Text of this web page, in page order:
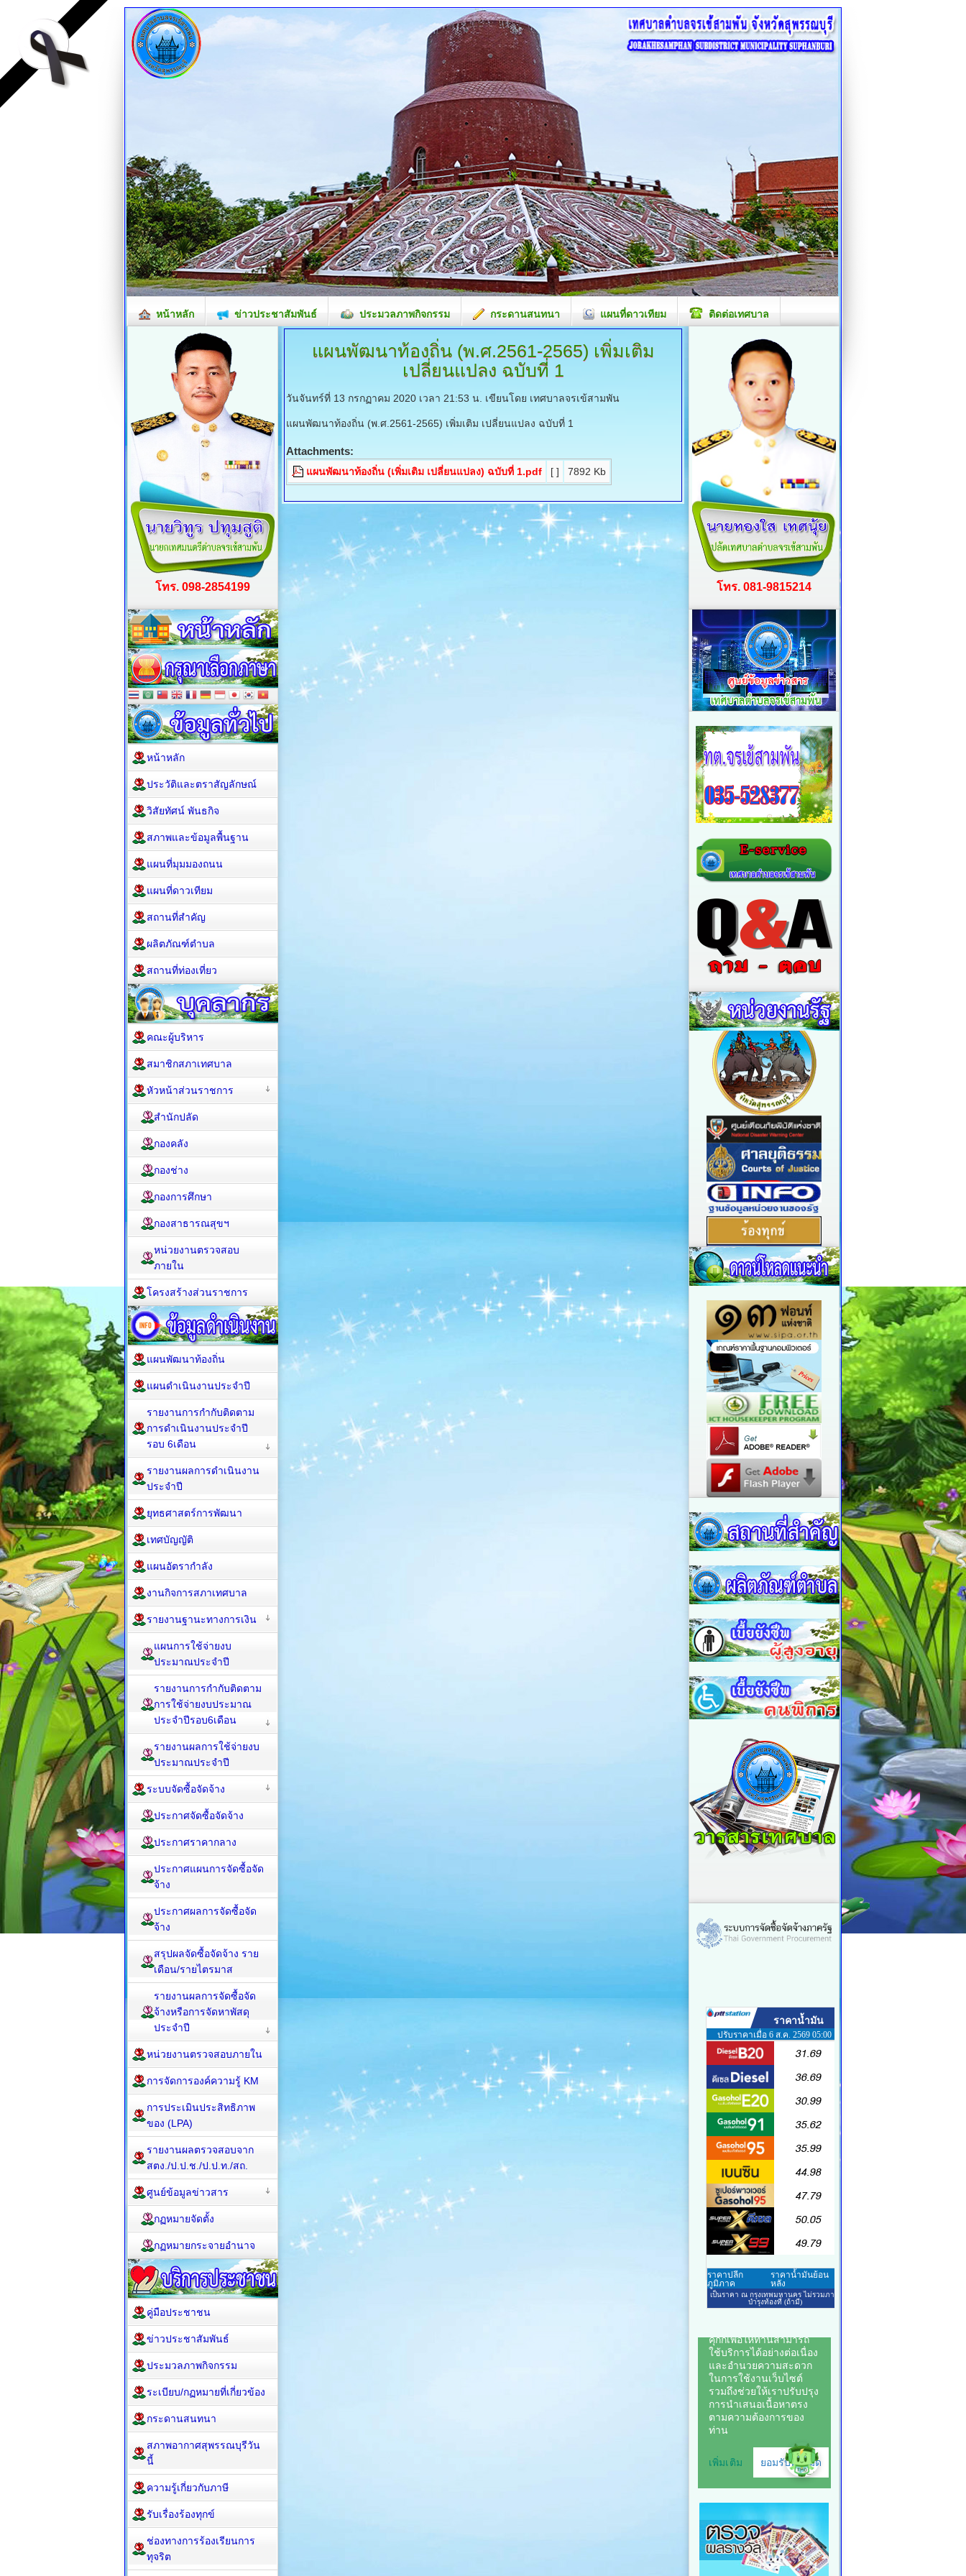
หน้าหลัก ข่าวประชาสัมพันธ์ ประมวลภาพกิจกรรม กระดานสนทนา แผนที่ดาวเทียม ติดต่อเทศบาล
แผนพัฒนาท้องถิ่น(พ.ศ.2561-2565) เพิ่มเติม
เปลี่ยนแปลง ฉบับที่ 1
วันจันทร์ที่ 13 กรกฏาคม 2020 เวลา 21:53 น. เขียนโดย เทศบาลจรเข้สามพัน
แผนพัฒนาท้องถิ่น (พ.ศ.2561-2565) เพิ่มเติม เปลี่ยนแปลง ฉบับที่ 1
Attachments:
แผนพัฒนาท้องถิ่น (เพิ่มเติม เปลี่ยนแปลง) ฉบับที่ 1.pdf [ ] 7892 Kb
โทร. 098-2854199
หน้าหลัก
ประวัติและตราสัญลักษณ์
วิสัยทัศน์ พันธกิจ
สภาพและข้อมูลพื้นฐาน
แผนที่มุมมองถนน
แผนที่ดาวเทียม
สถานที่สำคัญ
ผลิตภัณฑ์ตำบล
สถานที่ท่องเที่ยว
คณะผู้บริหาร
สมาชิกสภาเทศบาล
หัวหน้าส่วนราชการ
สำนักปลัด
กองคลัง
กองช่าง
กองการศึกษา
กองสาธารณสุขฯ
หน่วยงานตรวจสอบ
ภายใน
โครงสร้างส่วนราชการ
แผนพัฒนาท้องถิ่น
แผนดำเนินงานประจำปี
รายงานการกำกับติดตาม
การดำเนินงานประจำปี
รอบ 6เดือน
รายงานผลการดำเนินงาน
ประจำปี
ยุทธศาสตร์การพัฒนา
เทศบัญญัติ
แผนอัตรากำลัง
งานกิจการสภาเทศบาล
รายงานฐานะทางการเงิน
แผนการใช้จ่ายงบ
ประมาณประจำปี
รายงานการกำกับติดตาม
การใช้จ่ายงบประมาณ
ประจำปีรอบ6เดือน
รายงานผลการใช้จ่ายงบ
ประมาณประจำปี
ระบบจัดซื้อจัดจ้าง
ประกาศจัดซื้อจัดจ้าง
ประกาศราคากลาง
ประกาศแผนการจัดซื้อจัด
จ้าง
ประกาศผลการจัดซื้อจัด
จ้าง
สรุปผลจัดซื้อจัดจ้าง ราย
เดือน/รายไตรมาส
รายงานผลการจัดซื้อจัด
จ้างหรือการจัดหาพัสดุ
ประจำปี
หน่วยงานตรวจสอบภายใน
การจัดการองค์ความรู้ KM
การประเมินประสิทธิภาพ
ของ (LPA)
รายงานผลตรวจสอบจาก
สตง./ป.ป.ช./ป.ป.ท./สถ.
ศูนย์ข้อมูลข่าวสาร
กฏหมายจัดตั้ง
กฏหมายกระจายอำนาจ
คู่มือประชาชน
ข่าวประชาสัมพันธ์
ประมวลภาพกิจกรรม
ระเบียบ/กฏหมายที่เกี่ยวข้อง
กระดานสนทนา
สภาพอากาศสุพรรณบุรีวัน
นี้
ความรู้เกี่ยวกับภาษี
รับเรื่องร้องทุกข์
ช่องทางการร้องเรียนการ
ทุจริต
โทร. 081-9815214